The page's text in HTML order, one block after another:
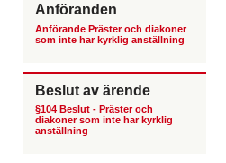
Anföranden
Anförande Präster och diakoner
som inte har kyrklig anställning
Beslut av ärende
§104 Beslut - Präster och
diakoner som inte har kyrklig
anställning